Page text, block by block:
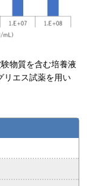
物質を含む培養液
リエス試薬を用い